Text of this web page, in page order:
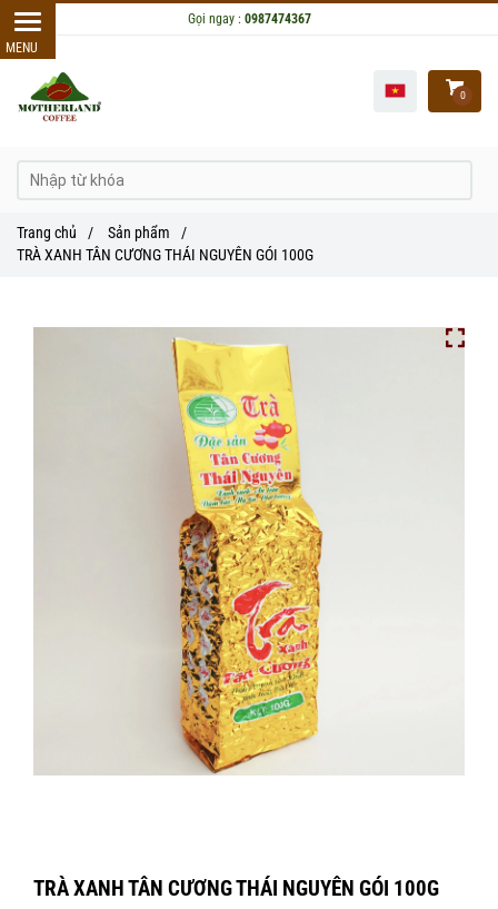
TRÀ XANH TÂN CƯƠNG THÁI NGUYÊN GÓI 100G
Trang chủ / Sản phẩm
/
TRÀ XANH TÂN CƯƠNG THÁI NGUYÊN GÓI 100G
Gọi ngay : 0987474367
0